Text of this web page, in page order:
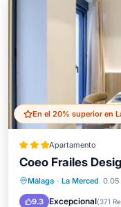
Apartamento
Coeo Frailes
Málaga · La Merced 0.05
9.3 Excepcional(371
Desayuno
Internet